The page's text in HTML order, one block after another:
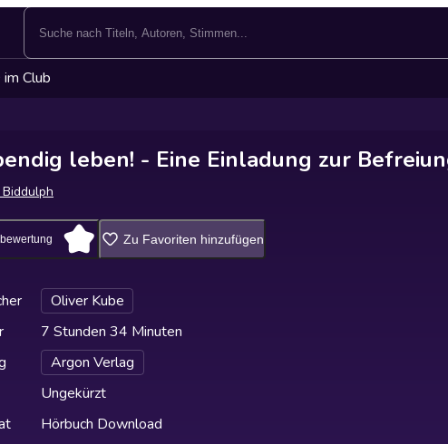
Club
leben! - Eine Einladung zur
Zu Favoriten hinzufügen
Oliver Kube
7 Stunden 34 Minuten
Argon Verlag
Ungekürzt
Hörbuch Download